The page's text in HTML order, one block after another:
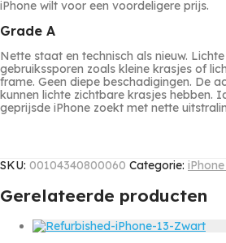
iPhone wilt voor een voordeligere prijs.
Grade A
Nette staat en technisch als nieuw.
gebruikssporen zoals kleine krasjes of
frame. Geen diepe beschadigingen. De
kunnen lichte zichtbare krasjes hebben.
geprijsde iPhone zoekt met nette
SKU: 00104340800060 Categorie: iPhone
Gerelateerde producten